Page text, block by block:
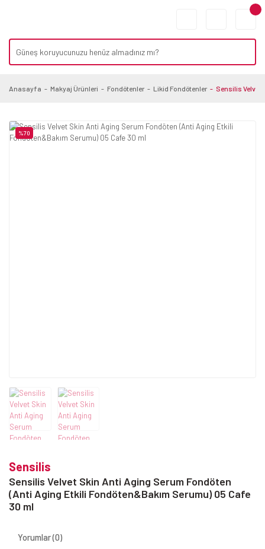
Anasayfa Makyaj Ürünleri Fondötenler Likid Fondötenler Sensilis Velvet
%70
Sensilis
Sensilis Velvet Skin Anti Aging Serum Fondöten
(Anti Aging Etkili Fondöten&Bakım Serumu) 05 Cafe
30 ml
Yorumlar (0)